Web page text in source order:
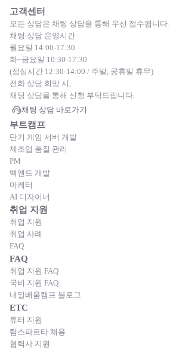
고객센터
모든 상담은 채팅 상담을 통해 우선 접수됩니다.
채팅 상담 운영시간 :
월요일 14:00-17:30
화~금요일 10:30-17:30
(점심시간 12:30-14:00 / 주말, 공휴일 휴무)
전화 상담 희망 시,
채팅 상담을 통해 신청 부탁드립니다.
채팅 상담 바로가기
부트캠프
단기 게임 서버 개발
제조업 품질 관리
PM
백엔드 개발
마케터
AI 디자이너
취업 지원
취업 지원
취업 사례
FAQ
FAQ
취업 지원 FAQ
국비 지원 FAQ
내일배움캠프 블로그
ETC
튜터 지원
팀스파르타 채용
협력사 지원